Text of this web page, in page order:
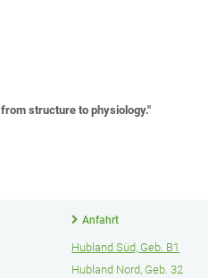
structure to physiology."
Anfahrt
Hubland Süd, Geb. B1
Hubland Nord, Geb. 32